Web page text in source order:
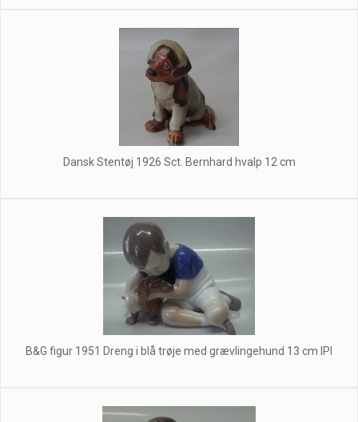
Dansk Stentøj 1926 Sct. Bernhard hvalp 12 cm
B&G figur 1951 Dreng i blå trøje med grævlingehund 13 cm IPI